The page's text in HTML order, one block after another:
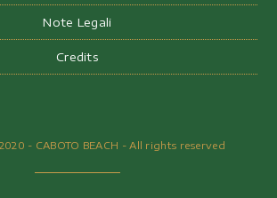
Note Legali
Credits
- CABOTO BEACH - All rights reserved